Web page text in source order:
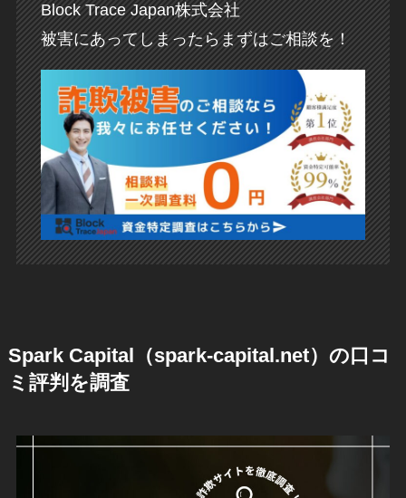
Block Trace Japan株式会社
被害にあってしまったらまずはご相談を！
Spark Capital（spark-capital.net）の口コ
ミ評判を調査